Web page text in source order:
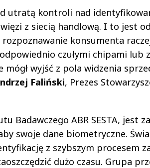
utratą kontroli nad
z siecią handlową. I to jest
konsumenta
czułymi chipami lub
wyjść z pola widzenia
Faliński, Prezes
Badawczego ABR SESTA, jest
swoje dane biometryczne.
z szybszym procesem
dużo czasu. Grupa